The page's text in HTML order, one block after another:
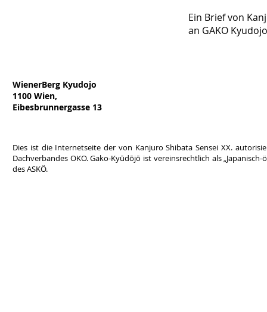
Ein Brief von
an GAKO
WienerBerg Kyudojo
1100 Wien,
Eibesbrunnergasse 13
Dies ist die Internetseite der von Kanjuro Shibata Sensei XX.
Dachverbandes OKO. Gako-Kyūdōjō ist vereinsrechtlich als
des ASKÖ.